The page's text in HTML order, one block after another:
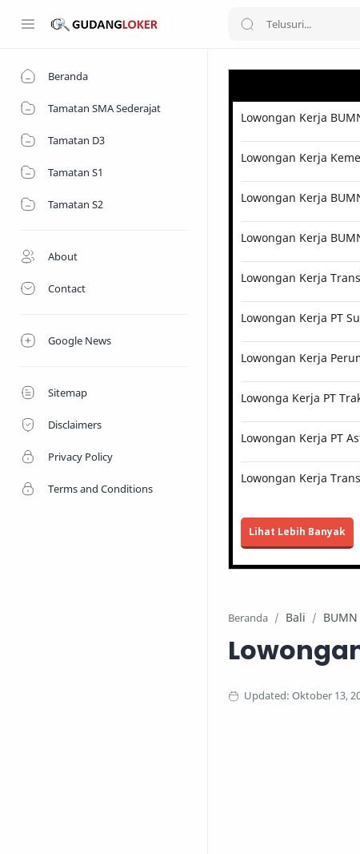
Beranda
Tamatan SMA Sederajat
Tamatan D3
Tamatan S1
Tamatan S2
About
Contact
Google News
Sitemap
Disclaimers
Privacy Policy
Terms and Conditions
Lowongan Kerja
Lowongan Kerja
Lowongan Kerja
Lowongan Kerja
Lowongan Kerja
Lowongan Kerja PT
Lowongan Kerja
Lowonga Kerja PT
Lowongan Kerja PT
Lowongan Kerja
Lihat Lebih Banyak
Beranda Bali BUMN